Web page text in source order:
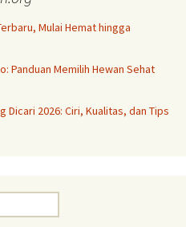
Mulai Hemat hingga
Panduan Memilih Hewan Sehat
Dicari 2026: Ciri, Kualitas, dan Tips